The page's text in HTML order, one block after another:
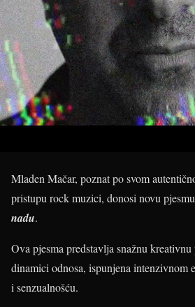
Mladen Mačar, poznat po svom
pristupu rock muzici, donosi novu
nadu.
Ova pjesma predstavlja snažnu
dinamici odnosa, ispunjena intenzivnom
i senzualnošću.